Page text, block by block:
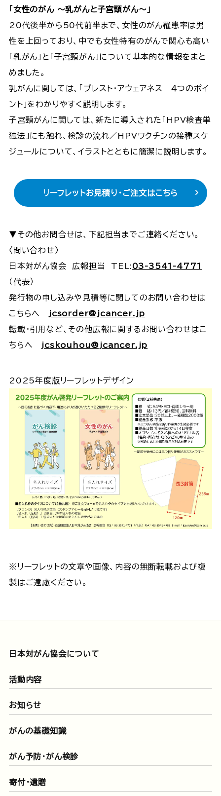
「女性のがん ～乳がんと子宮頸がん～」
20代後半から50代前半まで、女性のがん罹患率は男
性を上回っており、中でも女性特有のがんで関心も高い
「乳がん」と「子宮頸がん」について基本的な情報をまと
めました。
乳がんに関しては、「ブレスト・アウェアネス ４つのポイ
ント」をわかりやすく説明します。
子宮頸がんに関しては、新たに導入された「HPV検査単
独法」にも触れ、検診の流れ／HPVワクチンの接種スケ
ジュールについて、イラストとともに簡潔に説明します。
リーフレットお見積り・ご注文はこちら
▼その他お問合せは、下記担当までご連絡ください。
〈問い合わせ〉
日本対がん協会 広報担当 TEL:03-3541-4771
（代表）
発行物の申し込みや見積等に関してのお問い合わせは
こちらへ
jcsorder@jcancer.jp
転載・引用など、その他広報に関するお問い合わせはこ
ちらへ
jcskouhou@jcancer.jp
2025年度版リーフレットデザイン
※リーフレットの文章や画像、内容の無断転載および複
製はご遠慮ください。
日本対がん協会について
活動内容
お知らせ
がんの基礎知識
がん予防・がん検診
寄付・遺贈